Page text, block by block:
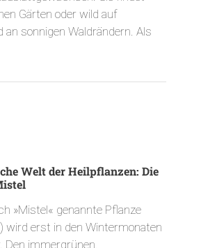
Gärten oder wild auf
an sonnigen Waldrändern. Als
Welt der Heilpflanzen: Die
»Mistel« genannte Pflanze
wird erst in den Wintermonaten
Den immergrünen,